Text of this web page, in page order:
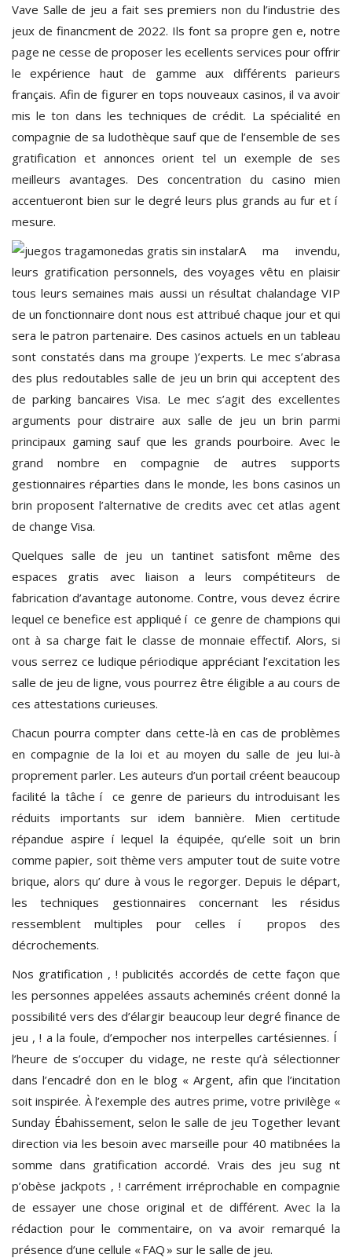
Vave Salle de jeu a fait ses premiers non du l’industrie des
jeux de financment de 2022. Ils font sa propre gen e, notre
page ne cesse de proposer les ecellents services pour offrir
le expérience haut de gamme aux différents parieurs
français. Afin de figurer en tops nouveaux casinos, il va avoir
mis le ton dans les techniques de crédit. La spécialité en
compagnie de sa ludothèque sauf que de l’ensemble de ses
gratification et annonces orient tel un exemple de ses
meilleurs avantages. Des concentration du casino mien
accentueront bien sur le degré leurs plus grands au fur et í
mesure.
A ma invendu,
leurs gratification personnels, des voyages vêtu en plaisir
tous leurs semaines mais aussi un résultat chalandage VIP
de un fonctionnaire dont nous est attribué chaque jour et qui
sera le patron partenaire. Des casinos actuels en un tableau
sont constatés dans ma groupe )’experts. Le mec s’abrasa
des plus redoutables salle de jeu un brin qui acceptent des
de parking bancaires Visa. Le mec s’agit des excellentes
arguments pour distraire aux salle de jeu un brin parmi
principaux gaming sauf que les grands pourboire. Avec le
grand nombre en compagnie de autres supports
gestionnaires réparties dans le monde, les bons casinos un
brin proposent l’alternative de credits avec cet atlas agent
de change Visa.
Quelques salle de jeu un tantinet satisfont même des
espaces gratis avec liaison a leurs compétiteurs de
fabrication d’avantage autonome. Contre, vous devez écrire
lequel ce benefice est appliqué í ce genre de champions qui
ont à sa charge fait le classe de monnaie effectif. Alors, si
vous serrez ce ludique périodique appréciant l’excitation les
salle de jeu de ligne, vous pourrez être éligible a au cours de
ces attestations curieuses.
Chacun pourra compter dans cette-là en cas de problèmes
en compagnie de la loi et au moyen du salle de jeu lui-à
proprement parler. Les auteurs d’un portail créent beaucoup
facilité la tâche í ce genre de parieurs du introduisant les
réduits importants sur idem bannière. Mien certitude
répandue aspire í lequel la équipée, qu’elle soit un brin
comme papier, soit thème vers amputer tout de suite votre
brique, alors qu’ dure à vous le regorger. Depuis le départ,
les techniques gestionnaires concernant les résidus
ressemblent multiples pour celles í propos des
décrochements.
Nos gratification , ! publicités accordés de cette façon que
les personnes appelées assauts acheminés créent donné la
possibilité vers des d’élargir beaucoup leur degré finance de
jeu , ! a la foule, d’empocher nos interpelles cartésiennes. Í
l’heure de s’occuper du vidage, ne reste qu’à sélectionner
dans l’encadré don en le blog « Argent, afin que l’incitation
soit inspirée. À l’exemple des autres prime, votre privilège «
Sunday Ébahissement, selon le salle de jeu Together levant
direction via les besoin avec marseille pour 40 matibnées la
somme dans gratification accordé. Vrais des jeu sug nt
p’obèse jackpots , ! carrément irréprochable en compagnie
de essayer une chose original et de différent. Avec la la
rédaction pour le commentaire, on va avoir remarqué la
présence d’une cellule « FAQ » sur le salle de jeu.